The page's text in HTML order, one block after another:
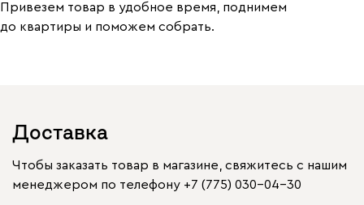
Привезем товар в удобное время, поднимем
до квартиры и поможем собрать.
Доставка
Чтобы заказать товар в магазине, свяжитесь с нашим
менеджером по телефону +7 (775) 030-04-30